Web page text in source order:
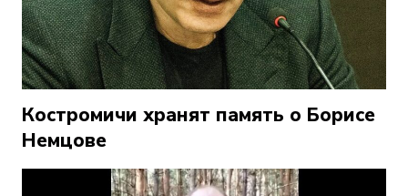
Костромичи хранят память о Борисе
Немцове